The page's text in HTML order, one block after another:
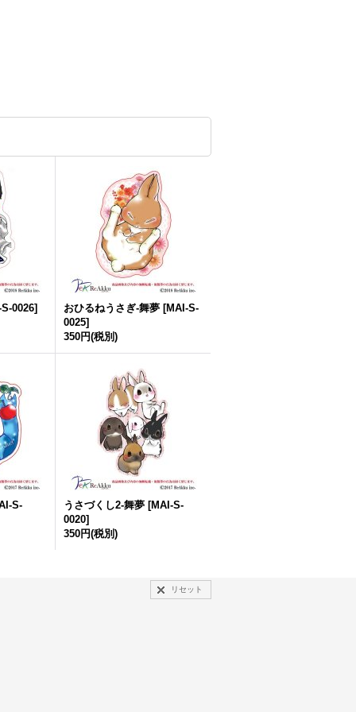
0026] おひるねうさぎ-舞夢 [MAI-S-
0025]
350円(税別)
S- うさづくし2-舞夢 [MAI-S-
0020]
350円(税別)
リセット